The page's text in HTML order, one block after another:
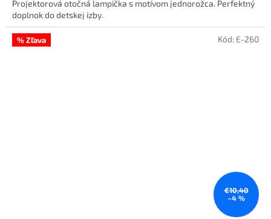
Projektorová otočná lampička s motívom jednorožca. Perfektný
doplnok do detskej izby.
% Zľava
€10,40
–4 %
Kód: E-260